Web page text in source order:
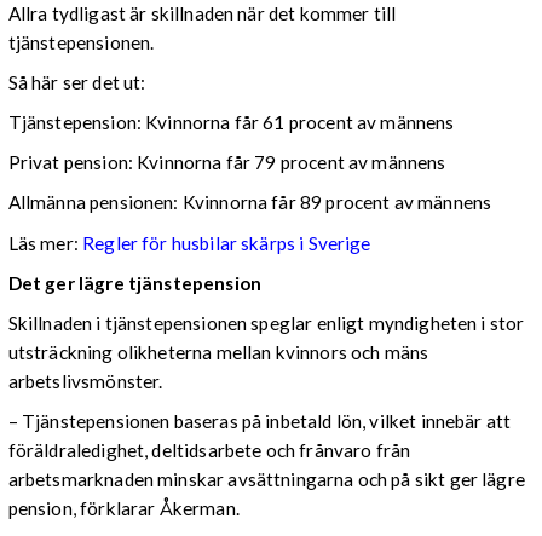
Allra tydligast är skillnaden när det kommer till
tjänstepensionen.
Så här ser det ut:
Tjänstepension: Kvinnorna får 61 procent av männens
Privat pension: Kvinnorna får 79 procent av männens
Allmänna pensionen: Kvinnorna får 89 procent av männens
Läs mer: Regler för husbilar skärps i Sverige
Det ger lägre tjänstepension
Skillnaden i tjänstepensionen speglar enligt myndigheten i stor
utsträckning olikheterna mellan kvinnors och mäns
arbetslivsmönster.
– Tjänstepensionen baseras på inbetald lön, vilket innebär att
föräldraledighet, deltidsarbete och frånvaro från
arbetsmarknaden minskar avsättningarna och på sikt ger lägre
pension, förklarar Åkerman.